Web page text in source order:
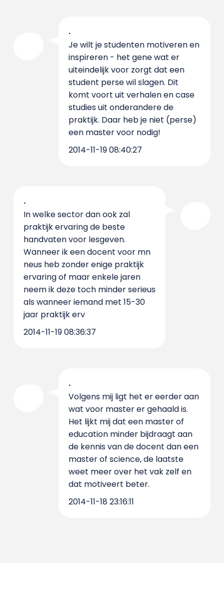
.
Je wilt je studenten motiveren en
inspireren - het gene wat er
uiteindelijk voor zorgt dat een
student perse wil slagen. Dit
komt voort uit verhalen en case
studies uit onderandere de
praktijk. Daar heb je niet (perse)
een master voor nodig!
2014-11-19 08:40:27
.
In welke sector dan ook zal
praktijk ervaring de beste
handvaten voor lesgeven.
Wanneer ik een docent voor mn
neus heb zonder enige praktijk
ervaring of maar enkele jaren
neem ik deze toch minder serieus
als wanneer iemand met 15-30
jaar praktijk erv
2014-11-19 08:36:37
.
Volgens mij ligt het er eerder aan
wat voor master er gehaald is.
Het lijkt mij dat een master of
education minder bijdraagt aan
de kennis van de docent dan een
master of science, de laatste
weet meer over het vak zelf en
dat motiveert beter.
2014-11-18 23:16:11